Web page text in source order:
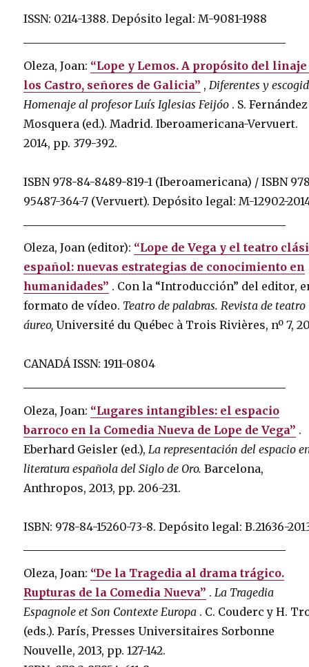
ISSN: 0214-1388.Depósito legal: M-9081-1988
Oleza, Joan: “Lope y Lemos. A propósito del linaje
los Castro, señores de Galicia” , Diferentes y
Homenaje al profesor Luís Iglesias Feijóo . S. Fernández
Mosquera (ed.). Madrid.Iberoamericana-Vervuert.
2014, pp. 379-392.
ISBN 978-84-8489-819-1 (Iberoamericana) / ISBN
95487-364-7 (Vervuert).Depósito legal: M-12902-
Oleza, Joan (editor): “Lope de Vega y el teatro
español: nuevas estrategias de conocimiento en
humanidades” . Con la “Introducción” del editor,
formato de vídeo. Teatro de palabras.Revista de teatro
áureo, Université du Québec à Trois Rivières, nº 7,
CANADÁ ISSN: 1911-0804
Oleza, Joan: “Lugares intangibles: el espacio
barroco en la Comedia Nueva de Lope de Vega” .
Eberhard Geisler (ed.), La representación del espacio
literatura española del Siglo de Oro.Barcelona, ​​
Anthropos, 2013, pp. 206-231.
ISBN: 978-84-15260-73-8.Depósito legal: B.21636-
Oleza, Joan: “De la Tragedia al drama trágico.
Rupturas de la Comedia Nueva” . La Tragedia
Espagnole et Son Contexte Europa . C. Couderc y H.
(eds.).París, Presses Universitaires Sorbonne
Nouvelle, 2013, pp. 127-142.